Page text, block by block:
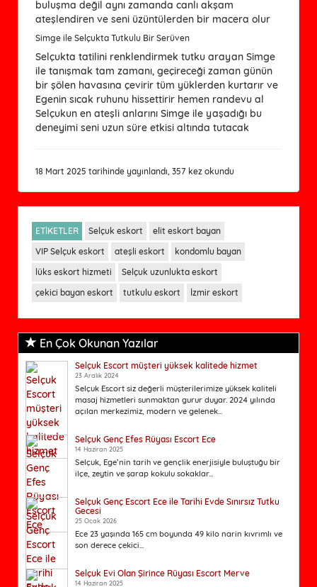
buluşma değil aynı zamanda canlı akşam
ateşlendiren ve seni üzüntülerden bir macera olur
Simge ile Selçukta Tutkulu Bir Serüven
Selçukta tatilini renklendirmek tutku arayan Simge
ile tanışmak tam zamanı, geçireceği zaman günün
bir şölen havasına çevirir tüm yüklerden kurtarır ve
Egenin sıcak ruhunu hissettirir hemen randevu al
Selçukun en ateşli anlarını Simge ile yaşadığı bu
deneyimi seni uzun süre etkisi altında tutacak
18 Mart 2025 tarihinde yayınlandı, 357 kez okundu
ETİKETLER Selçuk eskort
elit eskort bayan
VIP Selçuk eskort
ateşli eskort
kondomlu bayan
lüks eskort hizmeti
Selçuk uzunlukta eskort
çekici bayan eskort
tutkulu eskort İzmir eskort
En Çok Okunan Yazılar
Selçuk Escort müşteri yüksek kalitede hizmet
23 Aralık 2024
Selçuk Escort siz değerli müşterilerimize yüksek kaliteli
masaj hizmetleri sunmaktan gurur duyar. 2024 yılında
açılan merkezimiz, modern ve gelenek...
Selçuk Genç Efes Rüyası Escort Ece
14 Haziran 2025
Selçuk, Ege’nin tarih ve gençlik enerjisiyle buluştuğu bir
ilçe, zeytin ve şarap kokulu sokaklar...
Selçuk Genç Escort Ece ile Tarihi Evde Sınırsız Tutku
Gecesi
25 Ocak 2026
Ece 23 yaşında 165 cm boyunda 49 kilo narin kıvrımlı ve
son derece çekici...
Selçuk Evi Olan Şirince Rüyası Escort Merve
14 Haziran 2025